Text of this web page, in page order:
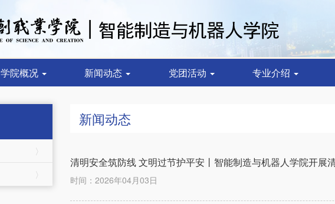
学院概况 新闻动态 党团活动 专业介绍
〉
〉
新闻动态
清明安全筑防线 文明过节护平安丨智能制造与机器人学院开展
时间：2026年04月03日